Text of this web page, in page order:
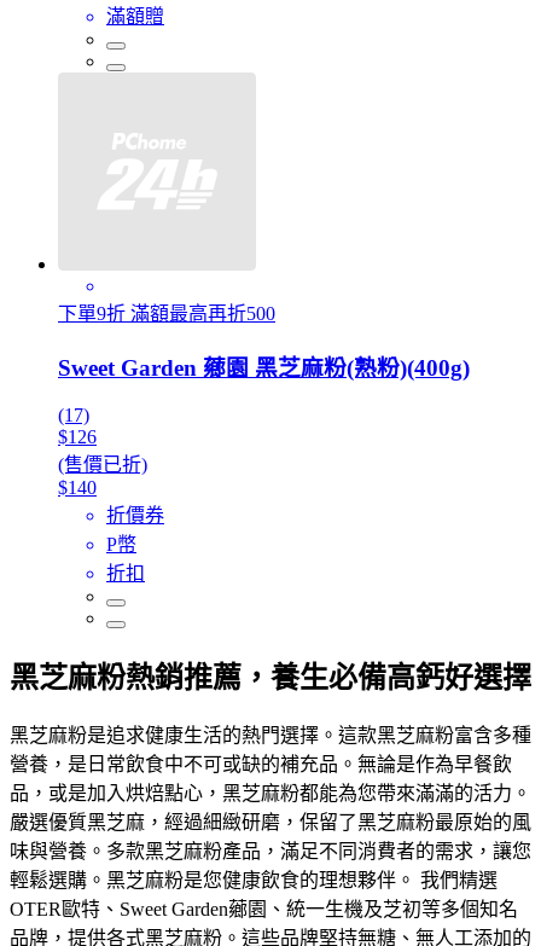
滿額贈
下單9折 滿額最高再折500
Sweet Garden 薌園 黑芝麻粉(熟粉)(400g)
(17)
$126
(售價已折)
$140
折價券
P幣
折扣
黑芝麻粉熱銷推薦，養生必備高鈣好選擇
黑芝麻粉是追求健康生活的熱門選擇。這款黑芝麻粉富含多種
營養，是日常飲食中不可或缺的補充品。無論是作為早餐飲
品，或是加入烘焙點心，黑芝麻粉都能為您帶來滿滿的活力。
嚴選優質黑芝麻，經過細緻研磨，保留了黑芝麻粉最原始的風
味與營養。多款黑芝麻粉產品，滿足不同消費者的需求，讓您
輕鬆選購。黑芝麻粉是您健康飲食的理想夥伴。 我們精選
OTER歐特、Sweet Garden薌園、統一生機及芝初等多個知名
品牌，提供各式黑芝麻粉。這些品牌堅持無糖、無人工添加的